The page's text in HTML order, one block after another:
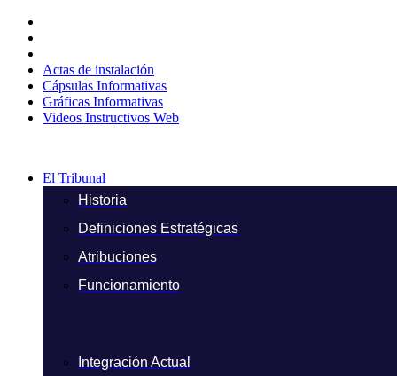
contenido
Actas de instalación
Cápsulas Informativas
Gráficas Informativas
Videos Instructivos Web
El Tribunal
Historia
Definiciones Estratégicas
Atribuciones
Funcionamiento
Integración Actual